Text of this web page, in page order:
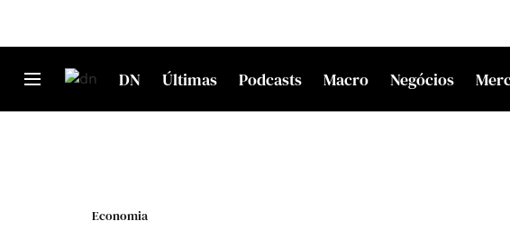
DN Últimas Podcasts Macro Negócios
Economia